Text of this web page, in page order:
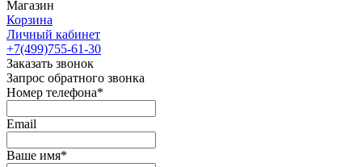
Магазин
Корзина
Личный кабинет
+7(499)755-61-30
Заказать звонок
Запрос обратного звонка
Номер телефона*
Email
Ваше имя*